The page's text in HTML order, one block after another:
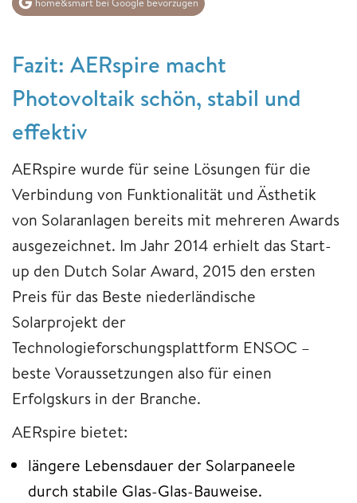
home&smart bei Google bevorzugen
Fazit: AERspire macht
Photovoltaik schön, stabil und
effektiv
AERspire wurde für seine Lösungen für die
Verbindung von Funktionalität und Ästhetik
von Solaranlagen bereits mit mehreren Awards
ausgezeichnet. Im Jahr 2014 erhielt das Start-
up den Dutch Solar Award, 2015 den ersten
Preis für das Beste niederländische
Solarprojekt der
Technologieforschungsplattform ENSOC –
beste Voraussetzungen also für einen
Erfolgskurs in der Branche.
AERspire bietet:
längere Lebensdauer der Solarpaneele
durch stabile Glas-Glas-Bauweise.